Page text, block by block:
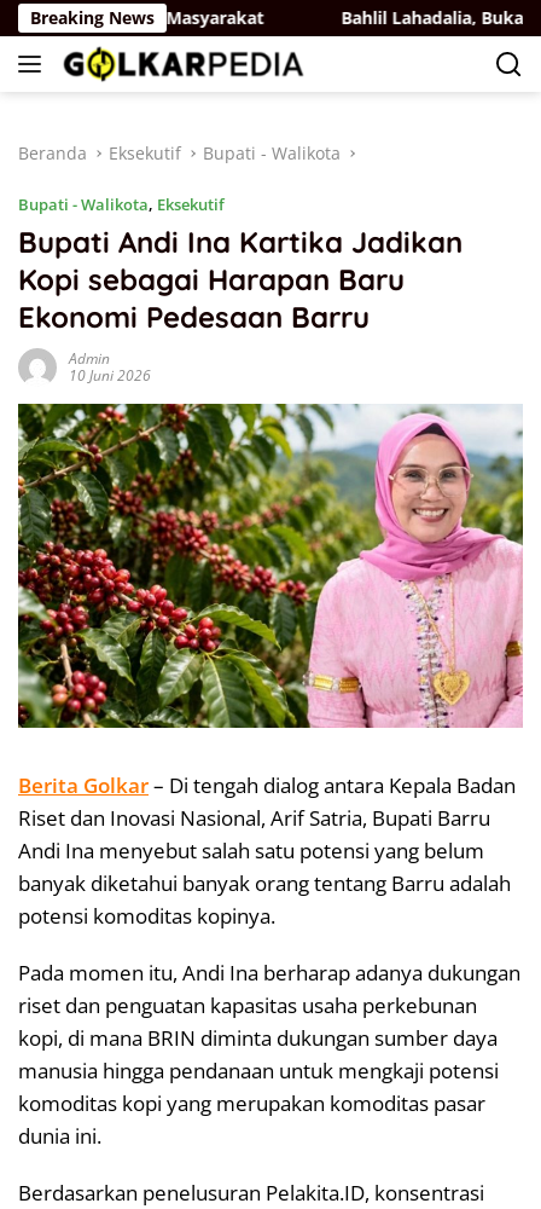
Langsung
ke
konten
Breaking News
Bagi Masyarakat Bahlil Lahadalia, Bukan Karena
Beranda Eksekutif Bupati - Walikota
Bupati - Walikota, Eksekutif
Bupati Andi Ina Kartika Jadikan
Kopi sebagai Harapan Baru
Ekonomi Pedesaan Barru
Admin
10 Juni 2026
Berita Golkar– Di tengah dialog antara Kepala Badan
Riset dan Inovasi Nasional, Arif Satria, Bupati Barru
Andi Ina menyebut salah satu potensi yang belum
banyak diketahui banyak orang tentang Barru adalah
potensi komoditas kopinya.
Pada momen itu, Andi Ina berharap adanya dukungan
riset dan penguatan kapasitas usaha perkebunan
kopi, di mana BRIN diminta dukungan sumber daya
manusia hingga pendanaan untuk mengkaji potensi
komoditas kopi yang merupakan komoditas pasar
dunia ini.
Berdasarkan penelusuran Pelakita.ID, konsentrasi